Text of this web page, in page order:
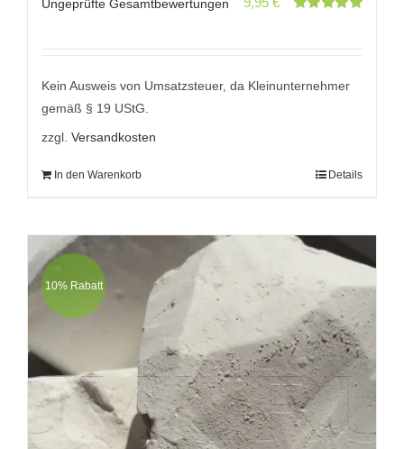
Ungeprüfte Gesamtbewertungen
Kein Ausweis von Umsatzsteuer, da Kleinunternehmer
gemäß § 19 UStG.
zzgl. Versandkosten
In den Warenkorb Details
10% Rabatt